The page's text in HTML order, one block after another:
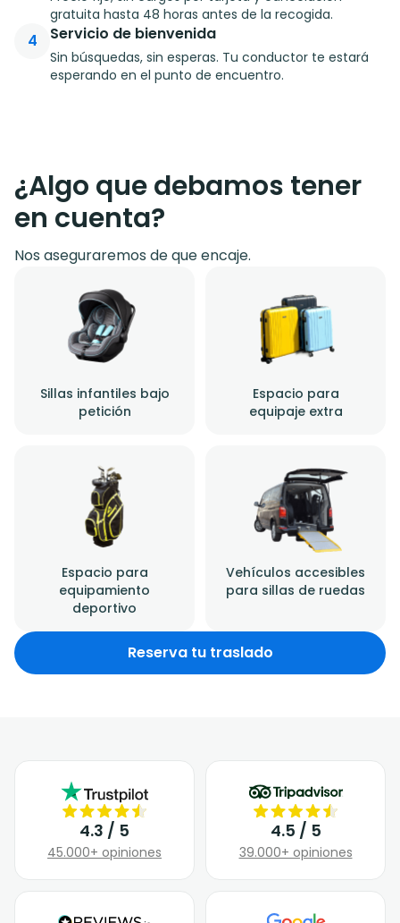
gratuita hasta 48 horas antes de la recogida.
4 Servicio de bienvenida
Sin búsquedas, sin esperas. Tu conductor te estará
esperando en el punto de encuentro.
¿Algo que debamos tener
en cuenta?
Nos aseguraremos de que encaje.
Sillas infantiles bajo
petición
Espacio para
equipaje extra
Espacio para
equipamiento
deportivo
Vehículos accesibles
para sillas de ruedas
Reserva tu traslado
4.3 / 5
45.000+ opiniones
4.5 / 5
39.000+ opiniones